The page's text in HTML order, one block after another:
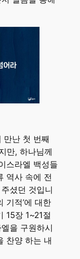
만난 첫 번째
만, 하나님께
스라엘 백성들
역사 속에 전
셨던 것입니
기적’에 대한
15장 1~21절
을 구원하시
찬양 하는 내